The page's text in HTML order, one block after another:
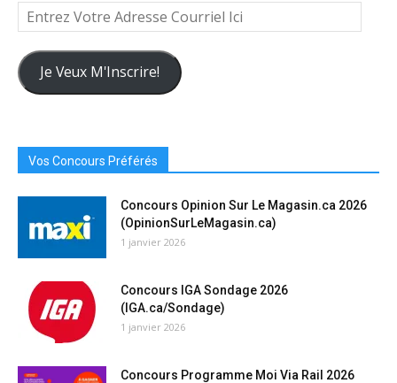
Entrez
Votre
Adresse
Courriel
Ici
Je Veux M'Inscrire!
Vos Concours Préférés
Concours Opinion Sur Le Magasin.ca 2026
(OpinionSurLeMagasin.ca)
1 janvier 2026
Concours IGA Sondage 2026
(IGA.ca/Sondage)
1 janvier 2026
Concours Programme Moi Via Rail 2026